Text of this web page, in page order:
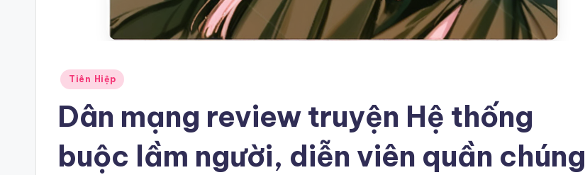
Posted
Tiên Hiệp
Dân mạng review truyện Hệ thống
buộc lầm người, diễn viên quần chúng